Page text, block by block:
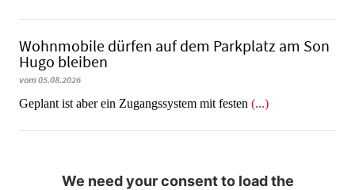
Wohnmobile dürfen auf dem Parkplatz am Son
Hugo bleiben
vom 05.08.2026
Geplant ist aber ein Zugangssystem mit festen (...)
We need your consent to load the